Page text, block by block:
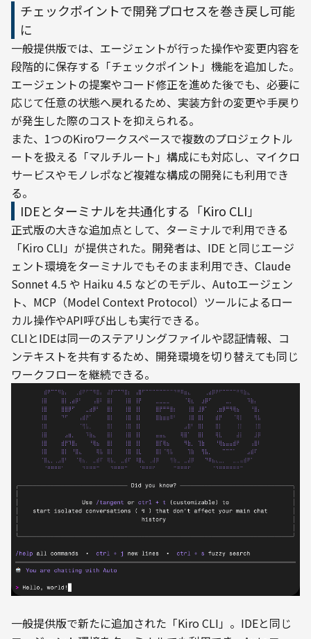
チェックポイントで開発プロセスを巻き戻し可能
に
一般提供版では、エージェントが行った操作や変更内容を
段階的に保存する「チェックポイント」機能を追加した。
エージェントの提案やコード修正を進めた後でも、必要に
応じて任意の状態へ戻れるため、実装方針の変更や手戻り
が発生した際のコストを抑えられる。
また、1つのKiroワークスペースで複数のプロジェクトル
ートを扱える「マルチルート」構成にも対応し、マイクロ
サービスやモノレポなど複雑な構成の開発にも利用でき
る。
IDEとターミナルを共通化する「Kiro CLI」
正式版の大きな追加点として、ターミナルで利用できる
「Kiro CLI」が提供された。開発者は、IDE と同じエージ
ェント環境をターミナルでもそのまま利用でき、Claude
Sonnet 4.5 や Haiku 4.5 などのモデル、Autoエージェン
ト、MCP（Model Context Protocol）ツールによるロー
カル操作やAPI呼び出しも実行できる。
CLIとIDEは同一のステアリングファイルや認証情報、コ
ンテキストを共有するため、開発環境を切り替えても同じ
ワークフローを継続できる。
一般提供版で新たに追加された「Kiro CLI」。IDEと同じ